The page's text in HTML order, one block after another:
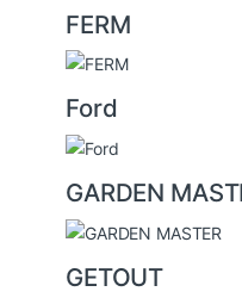
FERM
Ford
GARDEN
GETOUT